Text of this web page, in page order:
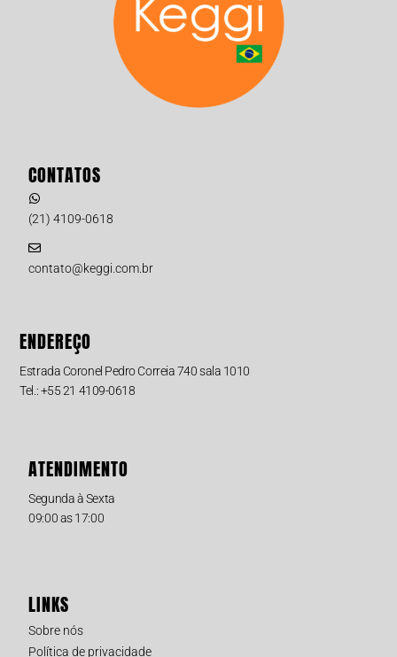
CONTATOS
(21) 4109-0618
contato@keggi.com.br
ENDEREÇO
Estrada Coronel Pedro Correia 740 sala 1010
Tel.: +55 21 4109-0618
ATENDIMENTO
Segunda à Sexta
09:00 as 17:00
LINKS
Sobre nós
Política de privacidade